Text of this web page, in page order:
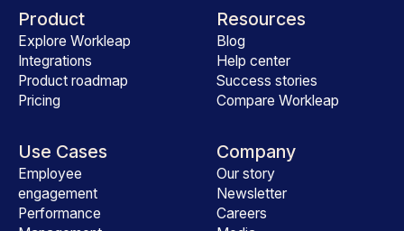
Product
Explore Workleap
Integrations
Product roadmap
Pricing
Use Cases
Employee
engagement
Performance
Resources
Blog
Help center
Success stories
Compare Workleap
Company
Our story
Newsletter
Careers